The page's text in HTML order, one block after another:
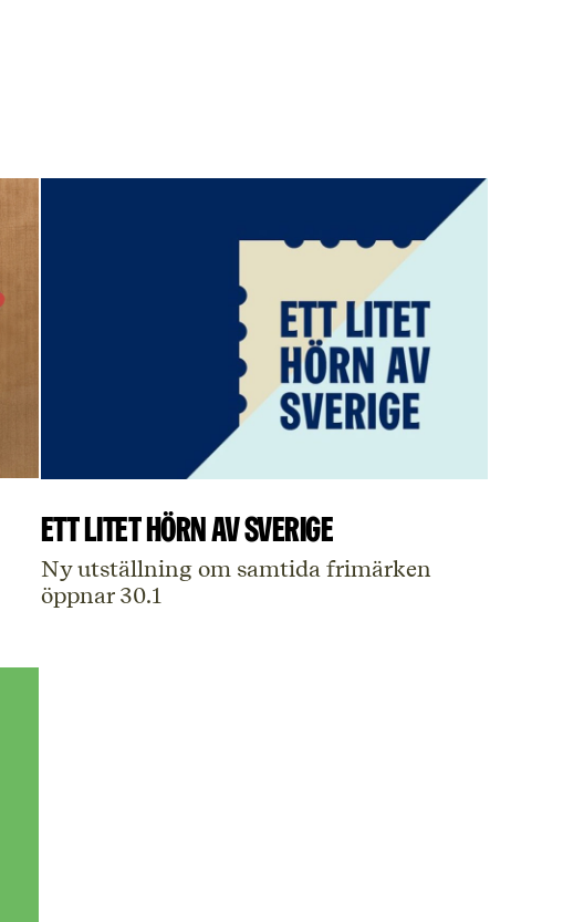
Ett litet hörn av Sverige
Ny utställning om samtida frimärken
öppnar 30.1